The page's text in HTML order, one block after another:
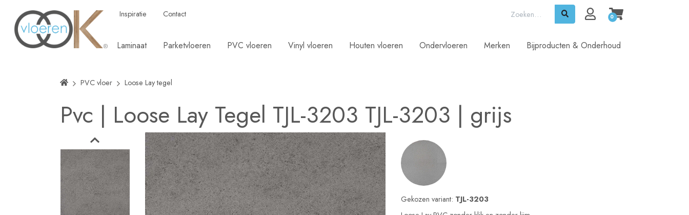
Inspiratie Contact 0
Laminaat Parketvloeren PVC vloeren Vinyl vloeren Houten vloeren Ondervloeren Merken Bijproducten & Onderhoud
PVC vloer Loose Lay tegel
Pvc | Loose Lay Tegel TJL-3203 TJL-3203 | grijs
Gekozen variant: TJL-3203